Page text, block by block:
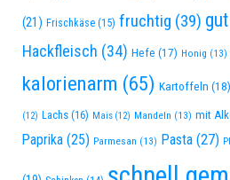
(21) Frischkäse (15) fruchtig (39)
Hackfleisch (34) Hefe (17) Honig (13)
kalorienarm (65) Kartoffeln (18)
(12) Lachs (16) Mais (12) Mandeln (13) mit
Paprika (25) Parmesan (13) Pasta (27)